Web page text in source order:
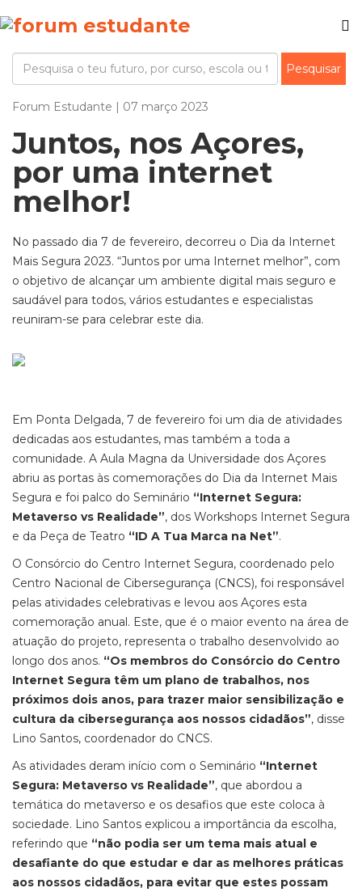
Forum Estudante | 07 março 2023
Juntos, nos Açores,
por uma internet
melhor!
No passado dia 7 de fevereiro, decorreu o Dia da Internet
Mais Segura 2023. “Juntos por uma Internet melhor”, com
o objetivo de alcançar um ambiente digital mais seguro e
saudável para todos, vários estudantes e especialistas
reuniram-se para celebrar este dia.
Em Ponta Delgada, 7 de fevereiro foi um dia de atividades
dedicadas aos estudantes, mas também a toda a
comunidade. A Aula Magna da Universidade dos Açores
abriu as portas às comemorações do Dia da Internet Mais
Segura e foi palco do Seminário “Internet Segura:
Metaverso vs Realidade”, dos Workshops Internet Segura
e da Peça de Teatro “ID A Tua Marca na Net”.
O Consórcio do Centro Internet Segura, coordenado pelo
Centro Nacional de Cibersegurança (CNCS), foi responsável
pelas atividades celebrativas e levou aos Açores esta
comemoração anual. Este, que é o maior evento na área de
atuação do projeto, representa o trabalho desenvolvido ao
longo dos anos. “Os membros do Consórcio do Centro
Internet Segura têm um plano de trabalhos, nos
próximos dois anos, para trazer maior sensibilização e
cultura da cibersegurança aos nossos cidadãos”, disse
Lino Santos, coordenador do CNCS.
As atividades deram início com o Seminário “Internet
Segura: Metaverso vs Realidade”, que abordou a
temática do metaverso e os desafios que este coloca à
sociedade. Lino Santos explicou a importância da escolha,
referindo que “não podia ser um tema mais atual e
desafiante do que estudar e dar as melhores práticas
aos nossos cidadãos, para evitar que estes possam